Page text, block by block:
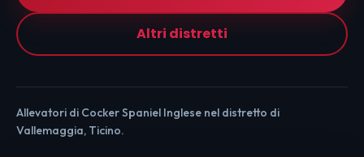
Altri distretti
Allevatori di Cocker Spaniel Inglese nel distretto di
Vallemaggia, Ticino.